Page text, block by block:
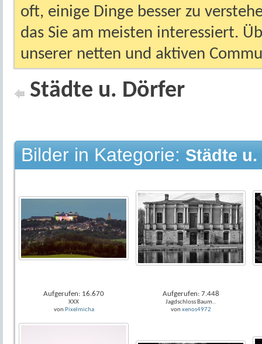
oft, einige Dinge besser zu
das Sie am meisten interessiert.
unserer netten und aktiven
Städte u. Dörfer
Bilder in Kategorie: Städte
Aufgerufen: 16.670
XXX
von Pixelmicha
Aufgerufen: 7.448
Jagdschloss Baum..
von xenos4972